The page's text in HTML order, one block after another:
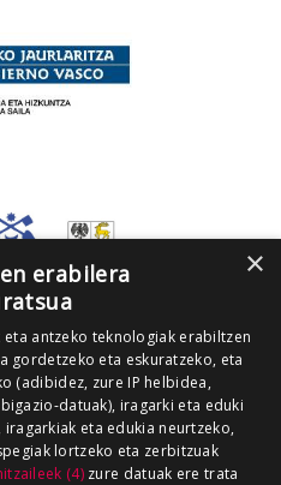
×
erabilera
antzeko teknologiak erabiltzen
gordetzeko eta eskuratzeko, eta
(adibidez, zure IP helbidea,
datuak), iragarki eta eduki
eta edukia neurtzeko,
lortzeko eta zerbitzuak
(4)zure datuak ere trata